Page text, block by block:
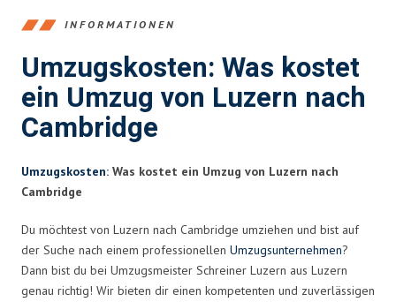
INFORMATIONEN
Umzugskosten: Was kostet
ein Umzug von Luzern nach
Cambridge
Umzugskosten: Was kostet ein Umzug von Luzern nach
Cambridge
Du möchtest von Luzern nach Cambridge umziehen und bist auf
der Suche nach einem professionellen Umzugsunternehmen?
Dann bist du bei Umzugsmeister Schreiner Luzern aus Luzern
genau richtig! Wir bieten dir einen kompetenten und zuverlässigen